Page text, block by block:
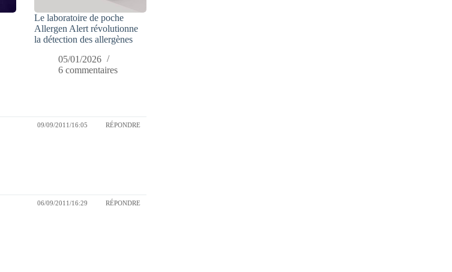
Le laboratoire de poche
Allergen Alert révolutionne
la détection des allergènes
05/01/2026
6 commentaires
09/09/2011/16:05 RÉPONDRE
06/09/2011/16:29 RÉPONDRE